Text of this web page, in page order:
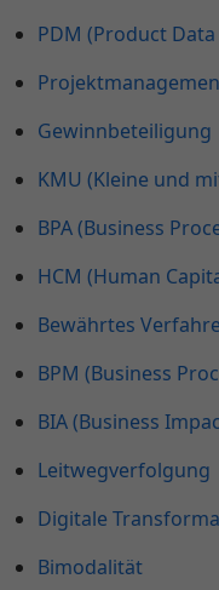
PDM (Product
Gewinnbeteiligung
KMU (Kleine und
BPA (Business
HCM (Human
Bewährtes
BPM (Business
BIA (Business
Leitwegverfolgung
Digitale
Bimodalität